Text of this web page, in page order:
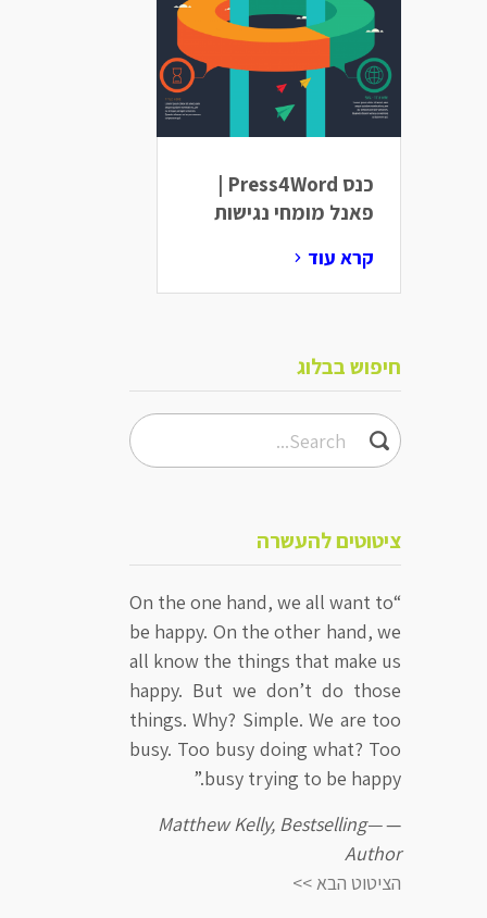
כנס Press4Word |
פאנל מומחי נגישות
קרא עוד
חיפוש בבלוג
ציטוטים להעשרה
“On the one hand, we all want to
be happy. On the other hand, we
all know the things that make us
happy. But we don’t do those
things. Why? Simple. We are too
busy. Too busy doing what? Too
busy trying to be happy.”
—
—Matthew Kelly, Bestselling
Author
הציטוט הבא >>